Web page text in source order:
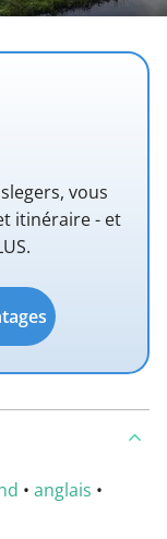
vous
itinéraire - et
• anglais •